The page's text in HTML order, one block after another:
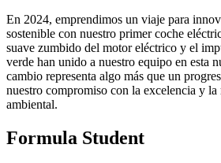
En 2024, emprendimos un viaje para
sostenible con nuestro primer coche
suave zumbido del motor eléctrico y el
verde han unido a nuestro equipo en esta
cambio representa algo más que un
nuestro compromiso con la excelencia y la
ambiental.
Formula Student